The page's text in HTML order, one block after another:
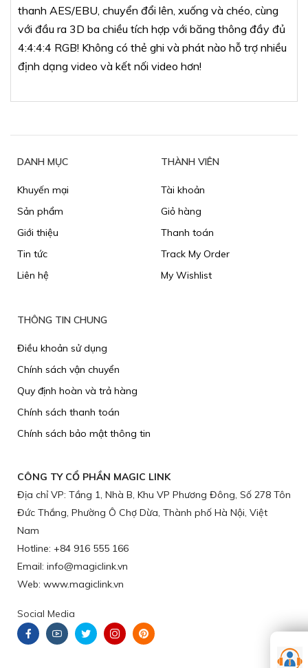
thanh AES/EBU, chuyển đổi lên, xuống và chéo, cùng
với đầu ra 3D ba chiều tích hợp với băng thông đầy đủ
4:4:4:4 RGB! Không có thẻ ghi và phát nào hỗ trợ nhiều
định dạng video và kết nối video hơn!
DANH MỤC
Khuyến mại
Sản phẩm
Giới thiệu
Tin tức
Liên hệ
THÀNH VIÊN
Tài khoản
Giỏ hàng
Thanh toán
Track My Order
My Wishlist
THÔNG TIN CHUNG
Điều khoản sử dụng
Chính sách vận chuyển
​Quy định hoàn và trả hàng
Chính sách thanh toán
Chính sách bảo mật thông tin
CÔNG TY CỔ PHẦN MAGIC LINK
Địa chỉ VP: Tầng 1, Nhà B, Khu VP Phương Đông, Số 278 Tôn
Đức Thắng, Phường Ô Chợ Dừa, Thành phố Hà Nội, Việt
Nam
Hotline: +84 916 555 166
Email: info@magiclink.vn
Web: www.magiclink.vn
Social Media